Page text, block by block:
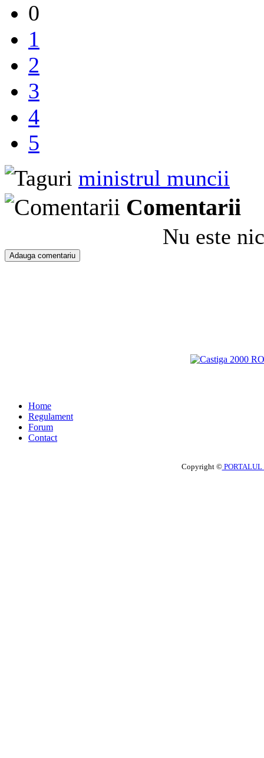
0
1
2
3
4
5
ministrul muncii
Comentarii
Nu este
Home
Regulament
Forum
Contact
Copyright ©PORTALUL